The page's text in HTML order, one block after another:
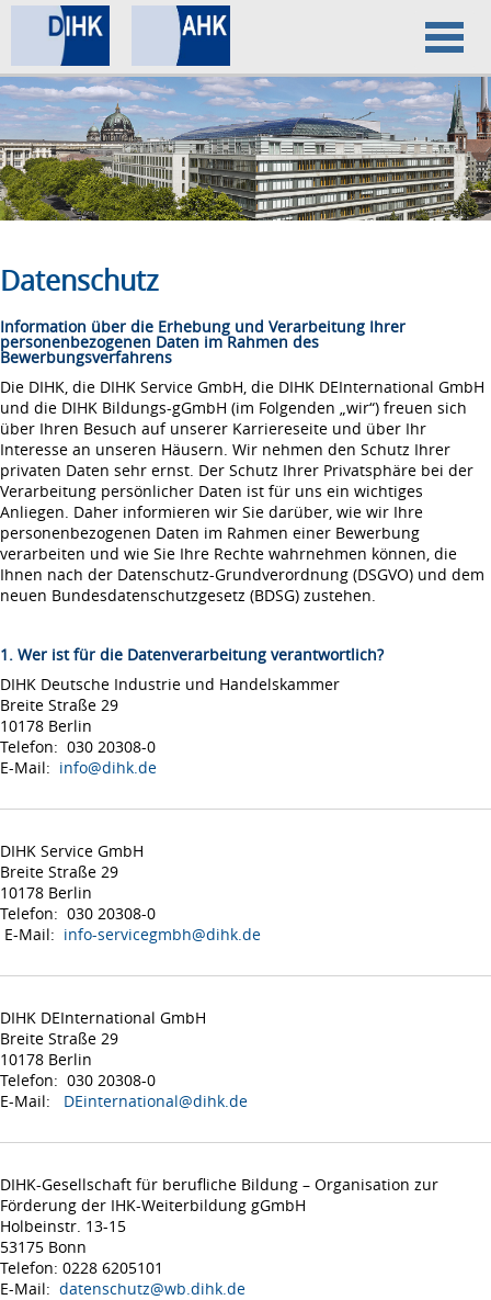
Home
Datenschutz
Impressum
Datenschutz
Information über die Erhebung und Verarbeitung Ihrer
personenbezogenen Daten im Rahmen des
Bewerbungsverfahrens
Die DIHK, die DIHK Service GmbH, die DIHK DEInternational GmbH
und die DIHK Bildungs-gGmbH (im Folgenden „wir“) freuen sich
über Ihren Besuch auf unserer Karriereseite und über Ihr
Interesse an unseren Häusern. Wir nehmen den Schutz Ihrer
privaten Daten sehr ernst. Der Schutz Ihrer Privatsphäre bei der
Verarbeitung persönlicher Daten ist für uns ein wichtiges
Anliegen. Daher informieren wir Sie darüber, wie wir Ihre
personenbezogenen Daten im Rahmen einer Bewerbung
verarbeiten und wie Sie Ihre Rechte wahrnehmen können, die
Ihnen nach der Datenschutz-Grundverordnung (DSGVO) und dem
neuen Bundesdatenschutzgesetz (BDSG) zustehen.
1. Wer ist für die Datenverarbeitung verantwortlich?
DIHK Deutsche Industrie und Handelskammer
Breite Straße 29
10178 Berlin
Telefon: 030 20308-0
E-Mail: info@dihk.de
DIHK Service GmbH
Breite Straße 29
10178 Berlin
Telefon: 030 20308-0
E-Mail: info-servicegmbh@dihk.de
DIHK DEInternational GmbH
Breite Straße 29
10178 Berlin
Telefon: 030 20308-0
E-Mail: DEinternational@dihk.de
DIHK-Gesellschaft für berufliche Bildung – Organisation zur
Förderung der IHK-Weiterbildung gGmbH
Holbeinstr. 13-15
53175 Bonn
Telefon: 0228 6205101
E-Mail: datenschutz@wb.dihk.de